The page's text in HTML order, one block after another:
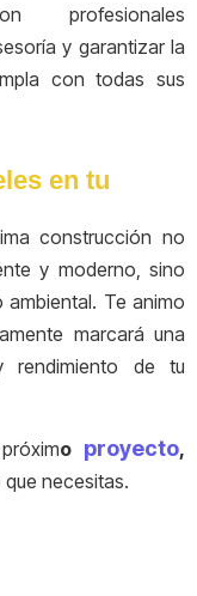
profesionales
y garantizar la
con todas sus
en tu
construcción no
y moderno, sino
Te animo
marcará una
rendimiento de tu
oproyecto,
necesitas.